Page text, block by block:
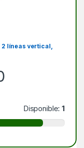
líneas vertical,
Disponible:1